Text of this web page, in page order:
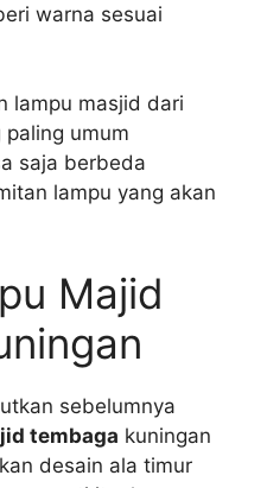
warna sesuai
lampu masjid dari
umum
saja berbeda
lampu yang akan
Majid
sebelumnya
tembaga kuningan
desain ala timur